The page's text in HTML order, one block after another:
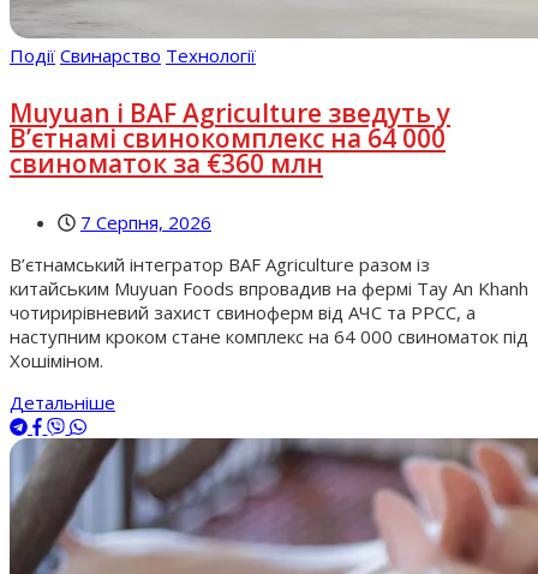
Події Свинарство Технології
Muyuan і BAF Agriculture зведуть у
В’єтнамі свинокомплекс на 64 000
свиноматок за €360 млн
7 Серпня, 2026
В’єтнамський інтегратор BAF Agriculture разом із
китайським Muyuan Foods впровадив на фермі Tay An Khanh
чотирирівневий захист свиноферм від АЧС та РРСС, а
наступним кроком стане комплекс на 64 000 свиноматок під
Хошіміном.
Детальніше